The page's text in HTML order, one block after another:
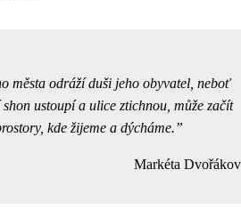
města odráží duši jeho obyvatel, neboť
ustoupí a ulice ztichnou, může začít
kde žijeme a dýcháme.
Markéta